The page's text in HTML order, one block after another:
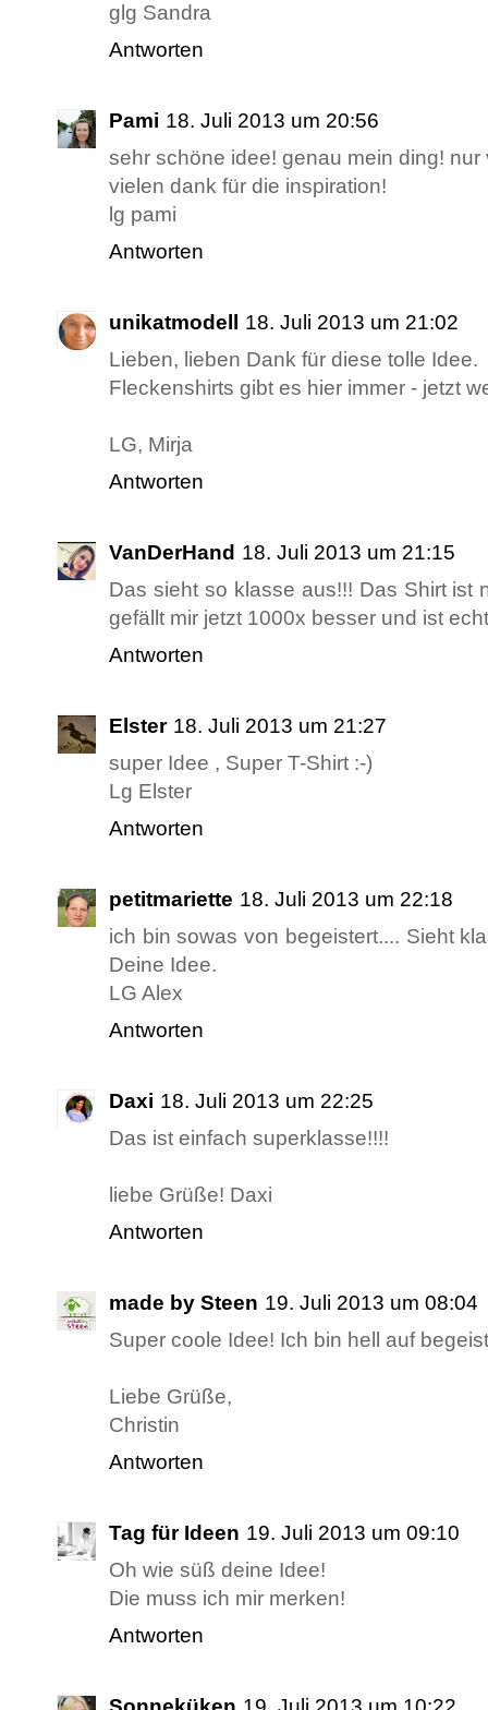
glg Sandra
Antworten
Pami 18. Juli 2013 um 20:56
sehr schöne idee! genau mein ding! nur
vielen dank für die inspiration!
lg pami
Antworten
unikatmodell 18. Juli 2013 um 21:02
Lieben, lieben Dank für diese tolle Idee.
Fleckenshirts gibt es hier immer - jetzt
LG, Mirja
Antworten
VanDerHand 18. Juli 2013 um 21:15
Das sieht so klasse aus!!! Das Shirt ist
gefällt mir jetzt 1000x besser und ist
Antworten
Elster 18. Juli 2013 um 21:27
super Idee , Super T-Shirt :-)
Lg Elster
Antworten
petitmariette 18. Juli 2013 um 22:18
ich bin sowas von begeistert.... Sieht
Deine Idee.
LG Alex
Antworten
Daxi 18. Juli 2013 um 22:25
Das ist einfach superklasse!!!!
liebe Grüße! Daxi
Antworten
made by Steen 19. Juli 2013 um 08:04
Super coole Idee! Ich bin hell auf
Liebe Grüße,
Christin
Antworten
Tag für Ideen 19. Juli 2013 um 09:10
Oh wie süß deine Idee!
Die muss ich mir merken!
Antworten